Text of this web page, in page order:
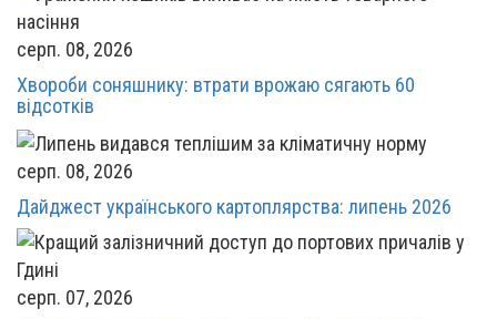
серп. 08, 2026
Хвороби соняшнику: втрати врожаю сягають 60
відсотків
серп. 08, 2026
Дайджест українського картоплярства: липень 2026
серп. 07, 2026